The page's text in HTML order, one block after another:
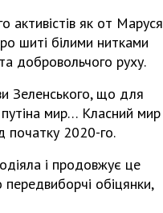
активістів як от Маруся
шиті білими нитками
добровольчого руху.
Зеленського, що для
мир… Класний мир
початку 2020-го.
і продовжує це
обіцянки,